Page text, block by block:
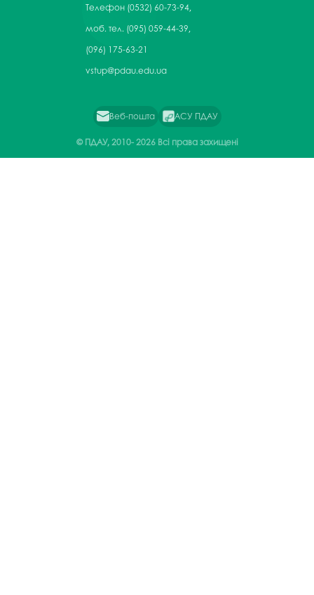
Телефон (0532) 60-73-94,
моб. тел. (095) 059-44-39,
(096) 175-63-21
vstup@pdau.edu.ua
Веб-пошта АСУ ПДАУ
© ПДАУ, 2010-2026 Всі права захищені